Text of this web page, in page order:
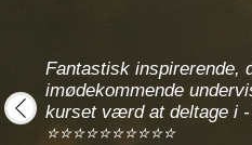
Fantastisk inspirerende,
imødekommende
kurset værd at deltage i
⭐⭐⭐⭐⭐⭐⭐⭐⭐⭐